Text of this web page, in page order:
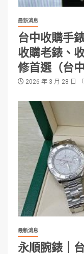
最新消息
台中收購手
收購老錶、
修首選（台
2026 年 3 月 28 日
最新消息
永順腕錶｜